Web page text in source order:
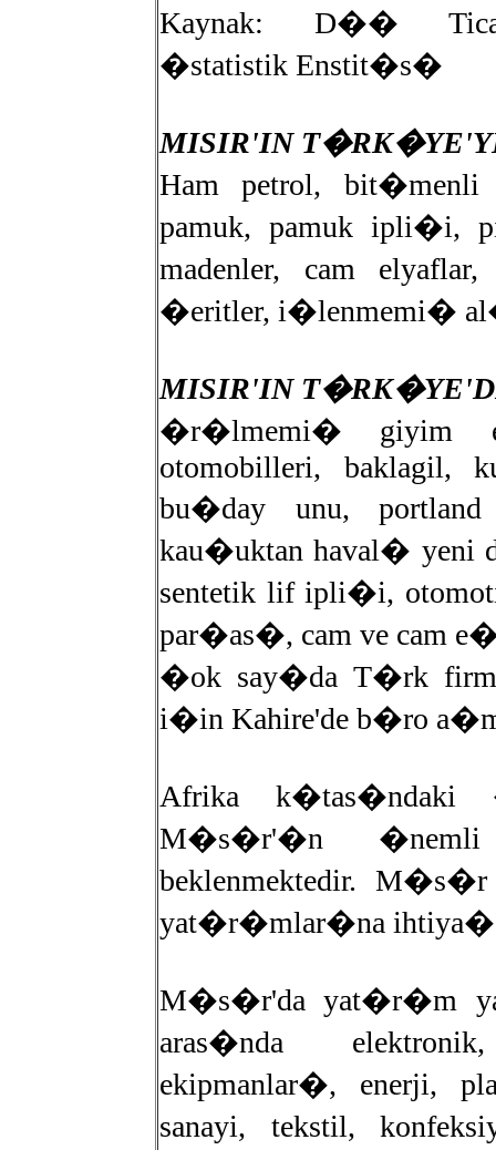
Kaynak: D��
�statistik Enstit�s�
MISIR'IN
Ham petrol, bit�menli
pamuk, pamuk
madenler, cam
�eritler, i�lenmemi�
MISIR'IN
�r�lmemi� giyim
otomobilleri, baklagil,
bu�day unu,
kau�uktan haval�
sentetik lif ipli�i,
par�as�, cam ve cam
�ok say�da T�rk
i�in Kahire'de b�ro
Afrika k�tas�ndaki
M�s�r'�n
beklenmektedir.
yat�r�mlar�na ihtiya�
M�s�r'da yat�r�m
aras�nda
ekipmanlar�, enerji,
sanayi, tekstil,